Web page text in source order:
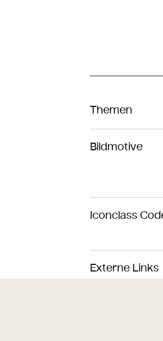
Themen
Bildmotive
Iconclass
Externe Links
Sie haben einen